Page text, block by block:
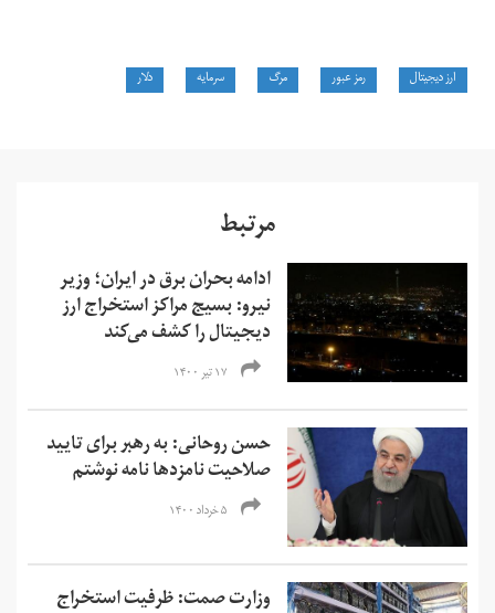
ارز دیجیتال رمز عبور مرگ سرمایه دلار
مرتبط
ادامه بحران برق در ایران؛ وزیر
نیرو: بسیج مراکز استخراج ارز
دیجیتال را کشف می‌کند
۱۷ تیر ۱۴۰۰
حسن روحانی: به رهبر برای تایید
صلاحیت نامزدها نامه نوشتم
۵ خرداد ۱۴۰۰
وزارت صمت: ظرفیت استخراج